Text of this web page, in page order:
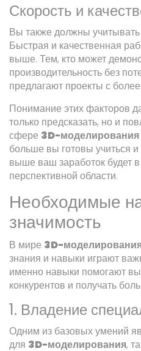
Скорость и
Вы также должны
Быстрая и качественная
выше. Тем, кто может
производительность без
предлагают проекты с
Понимание этих факторов
только предсказать, но и
сфере 3D-моделирования
больше вы готовы учиться
выше ваш заработок будет
перспективной области.
Необходимые
значимость
В мире 3D-
знания и навыки играют
именно навыки помогают
конкурентов и получать
1. Владение
Одним из базовых умений
для 3D-моделирования,